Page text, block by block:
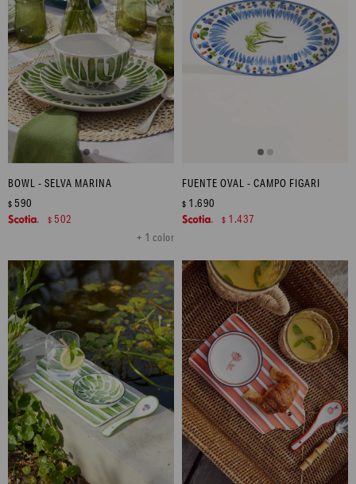
BOWL - SELVA MARINA
+ 1 color
$ 590
$ 502
FUENTE OVAL - CAMPO FIGARI
$ 1.690
$ 1.437